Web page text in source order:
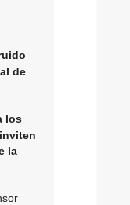
de
los
la